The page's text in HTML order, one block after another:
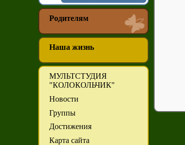
Родителям
Наша жизнь
МУЛЬТСТУДИЯ
"КОЛОКОЛЬЧИК"
Новости
Группы
Достижения
Карта сайта